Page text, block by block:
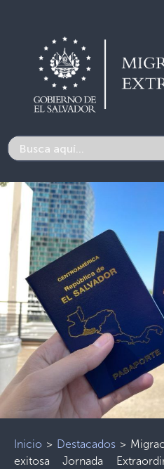
Inicio > Destacados >
exitosa Jornada